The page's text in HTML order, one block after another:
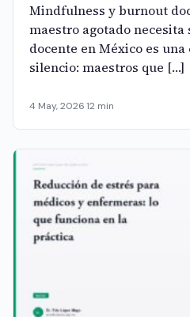
Mindfulness y burnout
maestro agotado
docente en México es
silencio: maestros que […]
4 May, 202612 min